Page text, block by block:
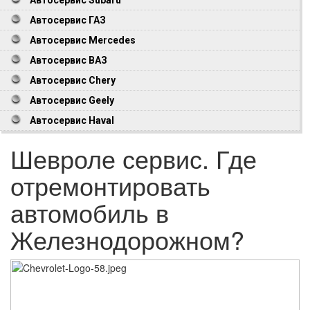
Автосервис ГАЗ
Автосервис Mercedes
Автосервис ВАЗ
Автосервис Chery
Автосервис Geely
Автосервис Haval
Шевроле сервис. Где
отремонтировать
автомобиль в
Железнодорожном?